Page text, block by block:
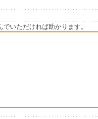
いただければ助かります。